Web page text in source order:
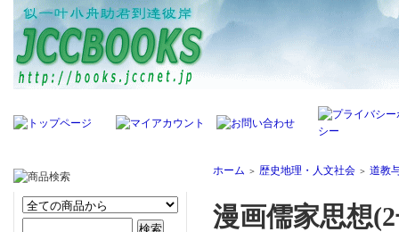
ホーム ＞ 歴史地理・人文社会 ＞ 道教
漫画儒家思想